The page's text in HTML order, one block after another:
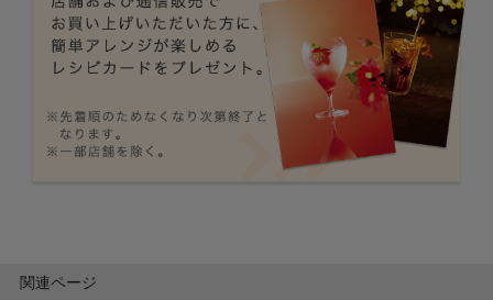
関連ページ